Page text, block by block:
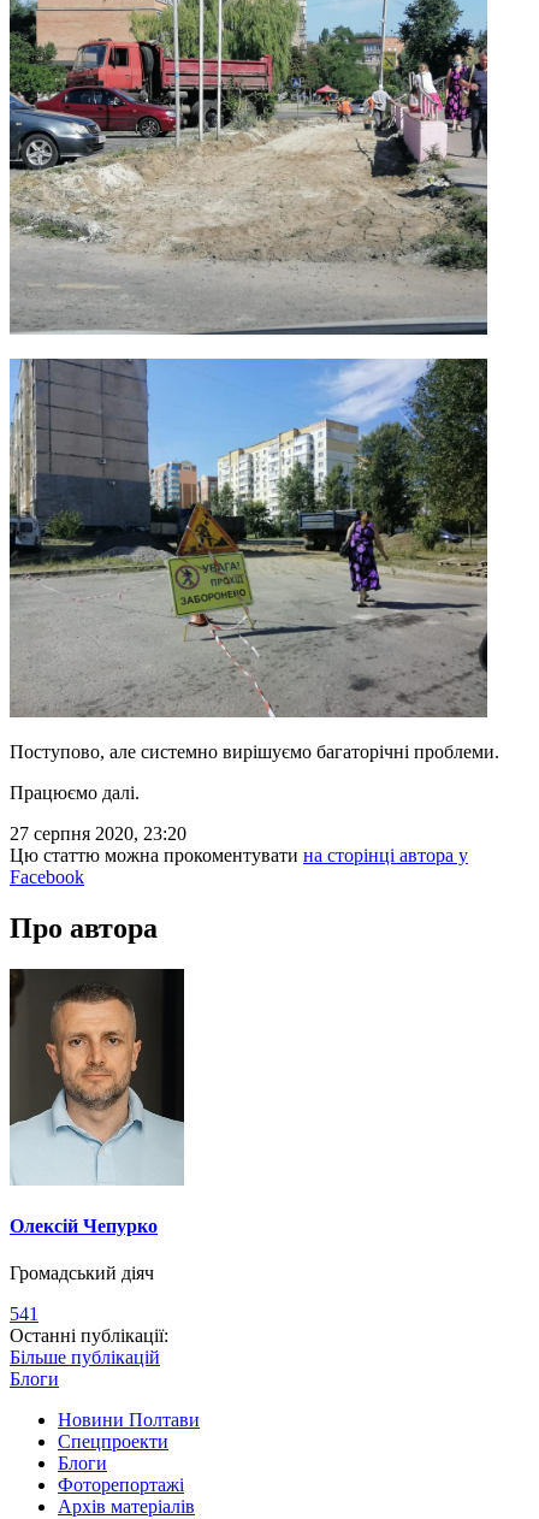
Поступово, але системно вирішуємо багаторічні проблеми.
Працюємо далі.
27 серпня 2020, 23:20
Цю статтю можна прокоментувати на сторінці автора у
Facebook
Про автора
Олексій Чепурко
Громадський діяч
541
Останні публікації:
Більше публікацій
Блоги
Новини Полтави
Спецпроекти
Блоги
Фоторепортажі
Архів матеріалів